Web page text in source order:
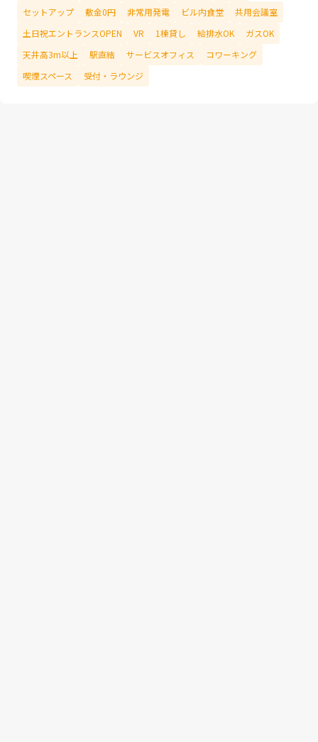
セットアップ
敷金0円 非常用発電 ビル内食堂
共用会議室
土日祝エントランスOPEN
VR 1棟貸し 給排水OK
ガスOK
天井高3m以上
駅直結 サービスオフィス
コワーキング
喫煙スペース
受付・ラウンジ